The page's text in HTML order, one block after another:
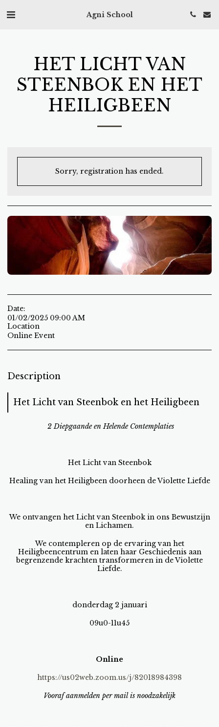
Agni School
HET LICHT VAN
STEENBOK EN HET
HEILIGBEEN
Sorry, registration has ended.
Date:
01/02/2025 09:00 AM
Location
Online Event
Description
Het Licht van Steenbok en het Heiligbeen
2 Diepgaande en Helende Contemplaties
Het Licht van Steenbok
Healing van het Heiligbeen doorheen de Violette Liefde
We ontvangen het Licht van Steenbok in ons Bewustzijn
en Lichamen.
We contempleren op de ervaring van het
Heiligbeencentrum en laten haar Geschiedenis aan
begrenzende krachten transformeren in de Violette
Liefde.
donderdag 2 januari
09u0-11u45
Online
https://us02web.zoom.us/j/82018984398
Vooraf aanmelden per mail is noodzakelijk